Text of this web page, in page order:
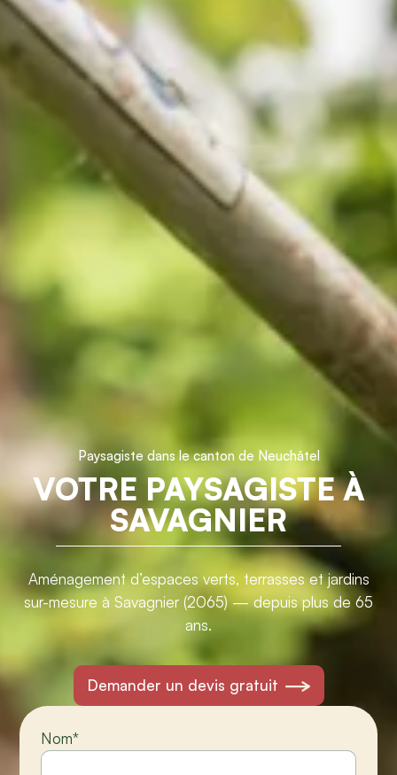
Paysagiste dans le canton de Neuchâtel
VOTRE PAYSAGISTE À
SAVAGNIER
Aménagement d’espaces verts, terrasses et jardins
sur-mesure à Savagnier (2065) — depuis plus de 65
ans.
Demander un devis gratuit
Nom*